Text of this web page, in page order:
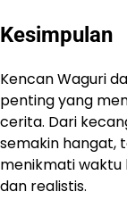
Kesimpulan
Kencan Waguri
penting yang
cerita. Dari
semakin hangat,
menikmati waktu
dan realistis.